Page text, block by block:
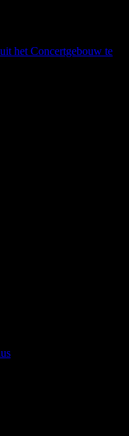
het Concertgebouw te